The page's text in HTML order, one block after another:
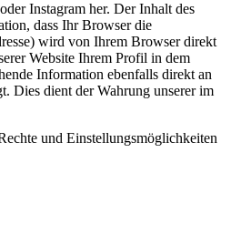
Instagram her. Der Inhalt des
dass Ihr Browser die
wird von Ihrem Browser direkt
Website Ihrem Profil in dem
Information ebenfalls direkt an
Dies dient der Wahrung unserer im
und Einstellungsmöglichkeiten